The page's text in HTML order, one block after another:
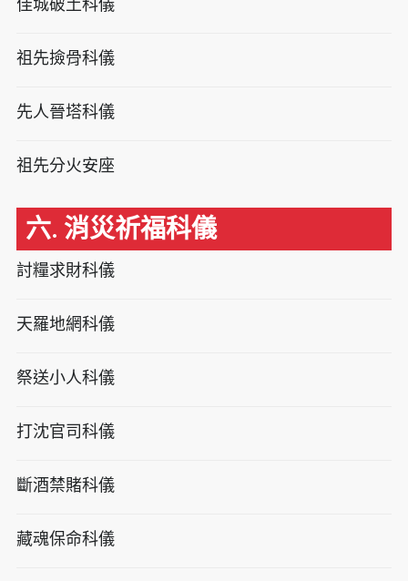
佳城破土科儀
祖先撿骨科儀
先人晉塔科儀
祖先分火安座
六. 消災祈福科儀
討糧求財科儀
天羅地網科儀
祭送小人科儀
打沈官司科儀
斷酒禁賭科儀
藏魂保命科儀